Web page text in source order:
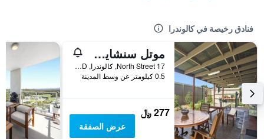
فنادق رخيصة في كالوندرا
موتل سنشاين كوست
17 North Street, كالوندرا, QLD, أستراليا
0.5 كيلومتر عن وسط المدينة
277 ﷼
عرض الصفقة